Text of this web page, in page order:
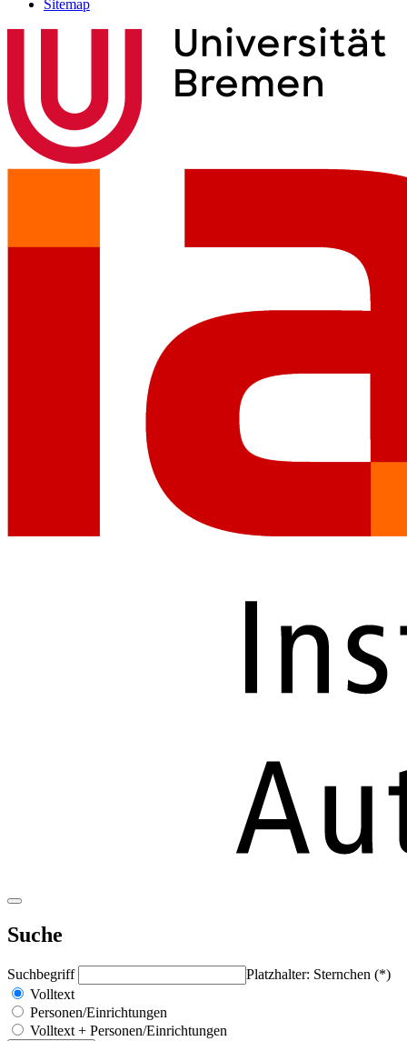
Sitemap
Suche
Suchbegriff
Platzhalter: Sternchen (*)
Volltext
Personen/Einrichtungen
Volltext + Personen/Einrichtungen